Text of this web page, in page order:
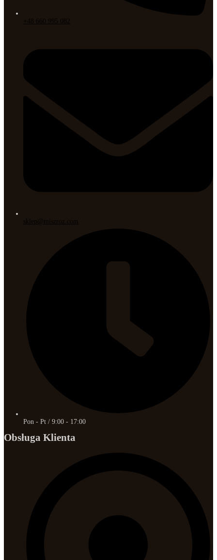
+48 660 995 082
sklep@miszroz.com
Pon - Pt / 9:00 - 17:00
Obsługa Klienta